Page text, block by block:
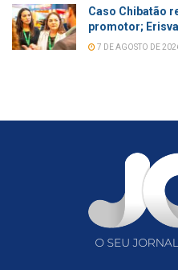
Caso Chibatão
promotor;
7 DE AGOSTO DE